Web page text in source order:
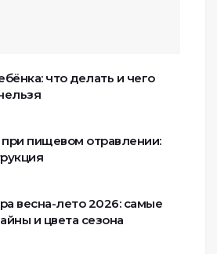
что делать и чего
пищевом отравлении:
весна-лето 2026: самые
и цвета сезона